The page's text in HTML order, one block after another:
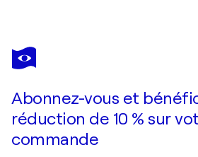
TOMASZ BRYNOWSKI
Tomorrow She'll Be Gone
Abonnez-vous et
réduction de 10 % sur
commande